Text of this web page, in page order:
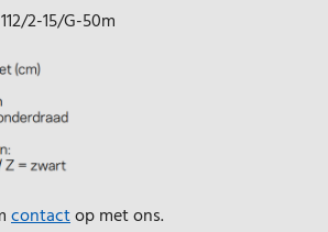
2-15/G-50m
contactop met ons.